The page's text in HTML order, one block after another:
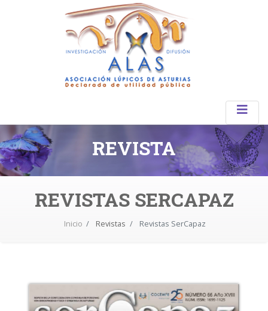
REVISTA
REVISTAS SERCAPAZ
Inicio Revistas Revistas SerCapaz